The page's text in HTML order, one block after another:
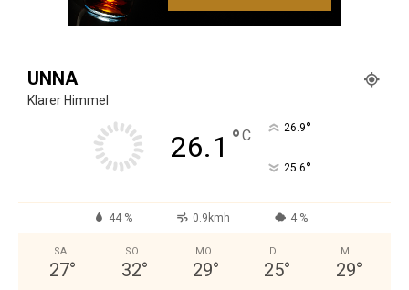
UNNA
Klarer Himmel
26.1 °C 26.9°
25.6°
44 % 0.9kmh 4 %
SA.
27°
SO.
32°
MO.
29°
DI.
25°
MI.
29°